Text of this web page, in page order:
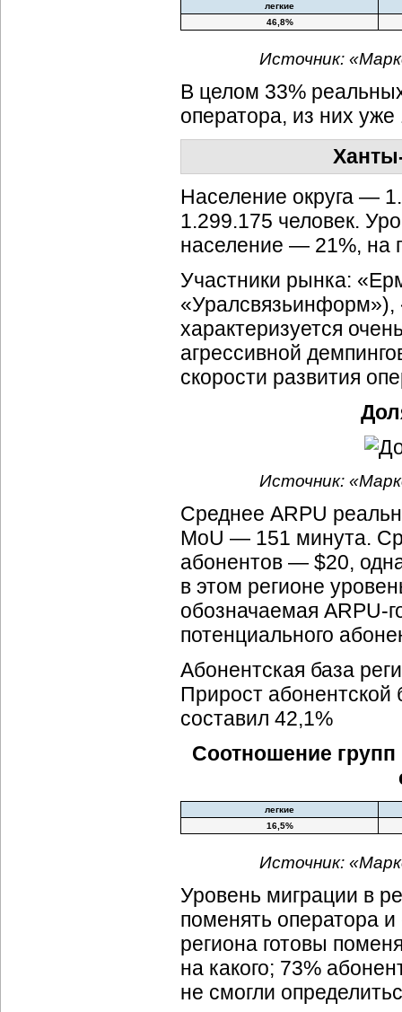
легкие
46,8%
Источник:
В целом 33%
оператора, из них
Население округа —
1.299.175 человек.
население — 21%, на
Участники рынка:
характеризуется
агрессивной
скорости развития
Источник:
Среднее ARPU
MoU — 151 минута.
абонентов — $20,
в этом регионе
обозначаемая ARPU-
потенциального
Абонентская база
Прирост абонентской
составил 42,1%
Соотношение
легкие
16,5%
Источник:
Уровень миграции в
поменять оператора
региона готовы
на какого; 73%
не смогли